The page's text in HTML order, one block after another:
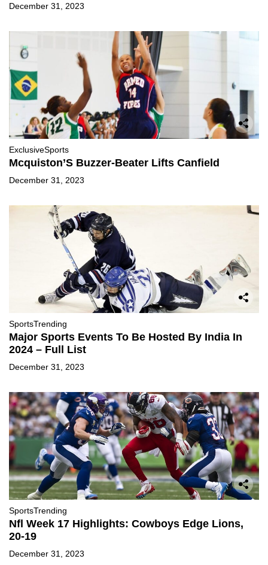
December 31, 2023
ExclusiveSports
Mcquiston’S Buzzer-Beater Lifts Canfield
December 31, 2023
SportsTrending
Major Sports Events To Be Hosted By India In
2024 – Full List
December 31, 2023
SportsTrending
Nfl Week 17 Highlights: Cowboys Edge Lions,
20-19
December 31, 2023